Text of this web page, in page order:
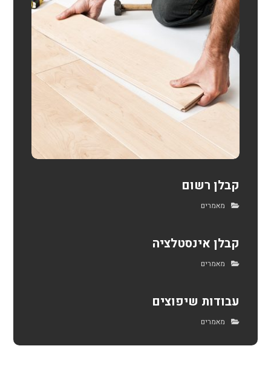
קבלן רשום
מאמרים
קבלן אינסטלציה
מאמרים
עבודות שיפוצים
מאמרים